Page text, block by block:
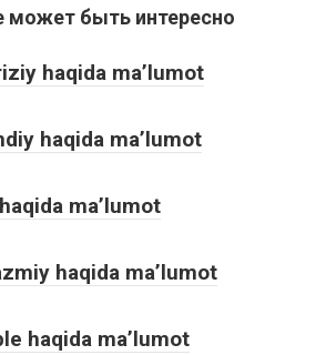
может быть интересно
haqida ma’lumot
haqida ma’lumot
ma’lumot
haqida ma’lumot
haqida ma’lumot